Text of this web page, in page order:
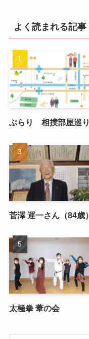
よく読まれる記事
ぶらり 相撲部屋巡り
菅澤 運一さん（84歳）
太極拳 葦の会